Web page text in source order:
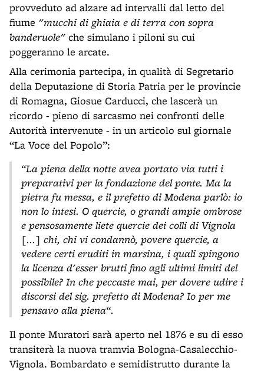
provveduto ad alzare ad intervalli dal letto del
fiume "mucchi di ghiaia e di terra con sopra
banderuole" che simulano i piloni su cui
poggeranno le arcate.
Alla cerimonia partecipa, in qualità di Segretario
della Deputazione di Storia Patria per le provincie
di Romagna, Giosue Carducci, che lascerà un
ricordo - pieno di sarcasmo nei confronti delle
Autorità intervenute - in un articolo sul giornale
“La Voce del Popolo”:
“La piena della notte avea portato via tutti i
preparativi per la fondazione del ponte. Ma la
pietra fu messa, e il prefetto di Modena parlò: io
non lo intesi. O quercie, o grandi ampie ombrose
e pensosamente liete quercie dei colli di Vignola
[...] chi, chi vi condannò, povere quercie, a
vedere certi eruditi in marsina, i quali spingono
la licenza d'esser brutti fino agli ultimi limiti del
possibile? In che peccaste mai, per dovere udire i
discorsi del sig. prefetto di Modena? Io per me
pensavo alla piena“.
Il ponte Muratori sarà aperto nel 1876 e su di esso
transiterà la nuova tramvia Bologna-Casalecchio-
Vignola. Bombardato e semidistrutto durante la